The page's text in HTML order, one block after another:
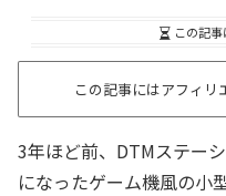
この記事
この記事にはアフィリ
3年ほど前、DTMステー
になったゲーム機風の小